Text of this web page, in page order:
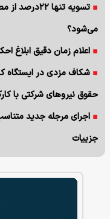
تسویه تنها
می‌شود؟
اعلام زمان دقیق ابلاغ
حقوق نیروهای شرکتی با
اجرای مرجله جدید
جزییات